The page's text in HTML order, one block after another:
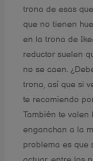
trona de esas
que no tienen
en la trona de
reductor suelen
no se caen.
trona, así que si
te recomiendo
También te valen
enganchan a la
problema es que